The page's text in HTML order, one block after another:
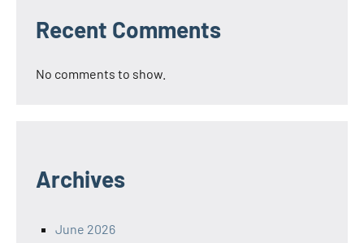
Recent Comments
No comments to show.
Archives
June 2026